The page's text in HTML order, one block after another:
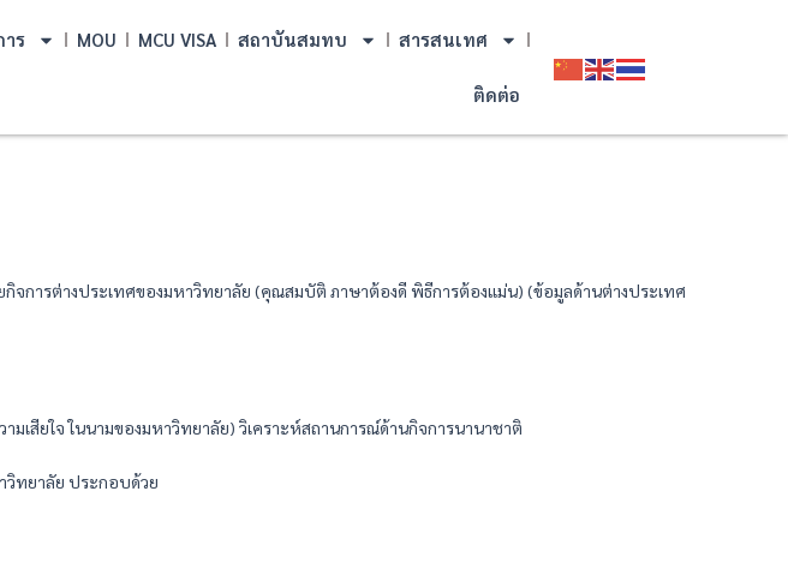
ร MOU MCU VISA สถาบันสมทบ สารสนเทศ
ติดต่อ
จการต่างประเทศของมหาวิทยาลัย (คุณสมบัติ ภาษาต้องดี พิธีการต้องแม่น) (ข้อมูลด้านต่างประเทศ
มเสียใจ ในนามของมหาวิทยาลัย) วิเคราะห์สถานการณ์ด้านกิจการนานาชาติ
วิทยาลัย ประกอบด้วย